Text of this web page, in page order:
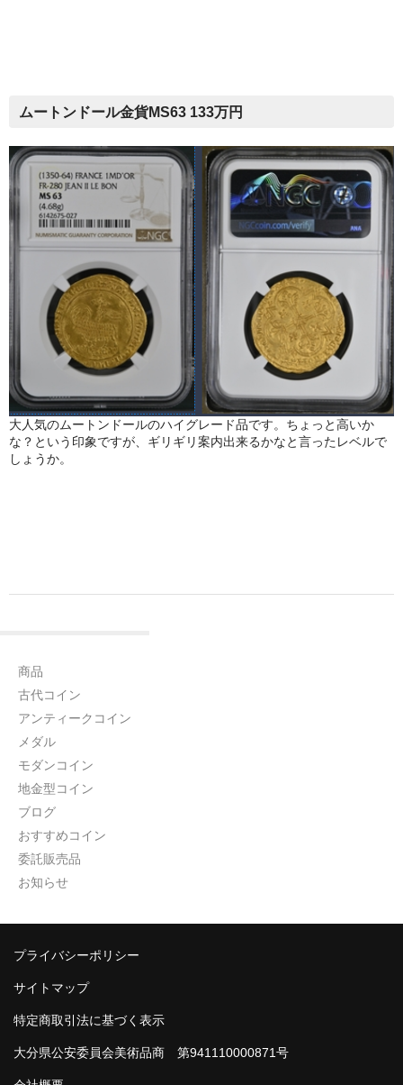
ムートンドール金貨MS63 133万円
大人気のムートンドールのハイグレード品です。ちょっと高いか
な？という印象ですが、ギリギリ案内出来るかなと言ったレベルで
しょうか。
商品
古代コイン
アンティークコイン
メダル
モダンコイン
地金型コイン
ブログ
おすすめコイン
委託販売品
お知らせ
プライバシーポリシー
サイトマップ
特定商取引法に基づく表示
大分県公安委員会美術品商 第941110000871号